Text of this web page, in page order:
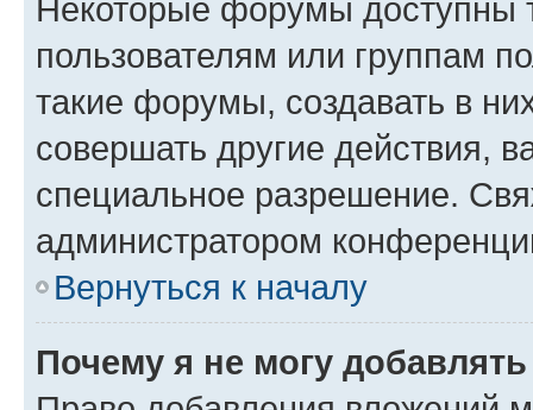
Некоторые форумы доступны
пользователям или группам
такие форумы, создавать в
совершать другие действия,
специальное разрешение.
администратором
Вернуться к началу
Почему я не могу